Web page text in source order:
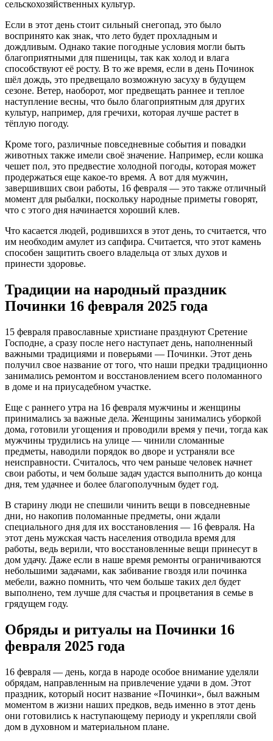
сельскохозяйственных культур.
Если в этот день стоит сильный снегопад, это было
воспринято как знак, что лето будет прохладным и
дождливым. Однако такие погодные условия могли быть
благоприятными для пшеницы, так как холод и влага
способствуют её росту. В то же время, если в день Починок
шёл дождь, это предвещало возможную засуху в будущем
сезоне. Ветер, наоборот, мог предвещать раннее и теплое
наступление весны, что было благоприятным для других
культур, например, для гречихи, которая лучше растет в
тёплую погоду.
Кроме того, различные повседневные события и повадки
животных также имели своё значение. Например, если кошка
чешет пол, это предвестие холодной погоды, которая может
продержаться еще какое-то время. А вот для мужчин,
завершивших свои работы, 16 февраля — это также отличный
момент для рыбалки, поскольку народные приметы говорят,
что с этого дня начинается хороший клев.
Что касается людей, родившихся в этот день, то считается, что
им необходим амулет из сапфира. Считается, что этот камень
способен защитить своего владельца от злых духов и
принести здоровье.
Традиции на народный праздник
Починки 16 февраля 2025 года
15 февраля православные христиане празднуют Сретение
Господне, а сразу после него наступает день, наполненный
важными традициями и поверьями — Починки. Этот день
получил свое название от того, что наши предки традиционно
занимались ремонтом и восстановлением всего поломанного
в доме и на приусадебном участке.
Еще с раннего утра на 16 февраля мужчины и женщины
принимались за важные дела. Женщины занимались уборкой
дома, готовили угощения и проводили время у печи, тогда как
мужчины трудились на улице — чинили сломанные
предметы, наводили порядок во дворе и устраняли все
неисправности. Считалось, что чем раньше человек начнет
свои работы, и чем больше задач удастся выполнить до конца
дня, тем удачнее и более благополучным будет год.
В старину люди не спешили чинить вещи в повседневные
дни, но накопив поломанные предметы, они ждали
специального дня для их восстановления — 16 февраля. На
этот день мужская часть населения отводила время для
работы, ведь верили, что восстановленные вещи принесут в
дом удачу. Даже если в наше время ремонты ограничиваются
небольшими задачами, как забивание гвоздя или починка
мебели, важно помнить, что чем больше таких дел будет
выполнено, тем лучше для счастья и процветания в семье в
грядущем году.
Обряды и ритуалы на Починки 16
февраля 2025 года
16 февраля — день, когда в народе особое внимание уделяли
обрядам, направленным на привлечение удачи в дом. Этот
праздник, который носит название «Починки», был важным
моментом в жизни наших предков, ведь именно в этот день
они готовились к наступающему периоду и укрепляли свой
дом в духовном и материальном плане.